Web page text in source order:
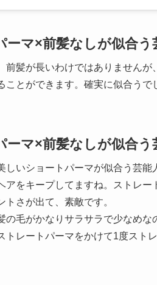
ーマ×前髪なしが似合
前髪が長いわけではありません
ことができます。確実に似合う
ーマ×前髪なしが似合
しいショートパーマが似合う芸
アをキープしてますね。ストレ
トさが出て、素敵です。
の毛がかなりサラサラで少なめな
トレートパーマをかけて1度スト